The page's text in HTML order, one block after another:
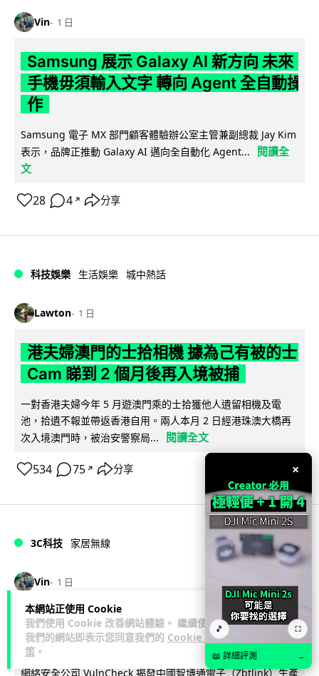
本網站正使用 Cookie
我們使用 Cookie 改善網站體驗。 繼續使用
我們的網站即表示您同意我們的 Cookie 政
策 。
Vin 1 日
Samsung 展示 Galaxy AI 新方向 未來
手機毋須輸入文字 轉向 Agent 全自動操
作
Samsung 電子 MX 部門顧客體驗辦公室主管兼副總裁 Jay Kim
表示，品牌正推動 Galaxy AI 邁向全自動化 Agent...
閱讀全
文
28 4 ↗ 分享
科技娛樂 生活娛樂 城中熱話
Lawton 1 日
港夫婦澳門的士拾相機 據為己有被的士
Cam 睇到 2 個月後再入境被捕
一對香港夫婦今年 5 月遊澳門乘的士拾獲他人遺留相機及電
池，拾遺不報並帶返香港自用。兩人本月 2 日經港珠澳大橋再
次入境澳門時，被治安警察局...
閱讀全文
534 75 ↗ 分享
3C科技 家居無線
Vin 1 日
逾 20 款平價路由器爆後門 每 35 秒自
動連線回中國 全球 10 萬用家私隱堪憂
網絡安全公司 VulnCheck 揭發中國智博通電子（Zbtlink）生產
×
🎵 ⛶
📖 詳細評測 →